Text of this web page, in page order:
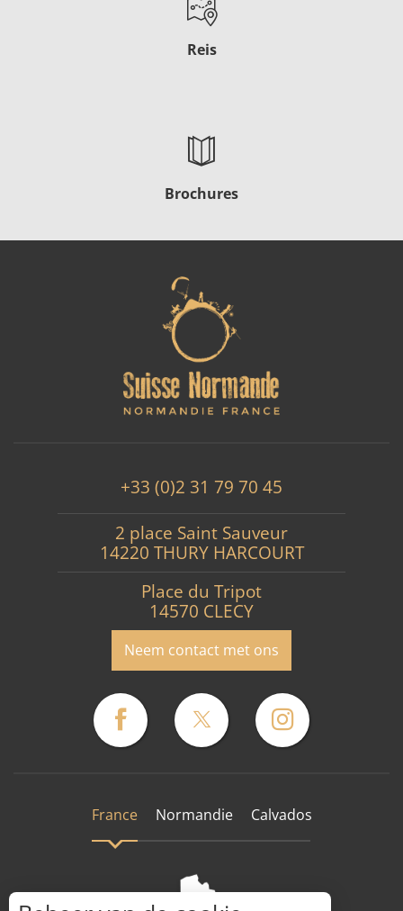
Reis
Brochures
+33 (0)2 31 79 70 45
2 place Saint Sauveur
14220 THURY HARCOURT
Place du Tripot
14570 CLECY
Neem contact met ons
France Normandie Calvados